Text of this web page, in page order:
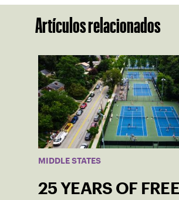
Artículos relacionados
MIDDLE STATES
25 YEARS OF FREE